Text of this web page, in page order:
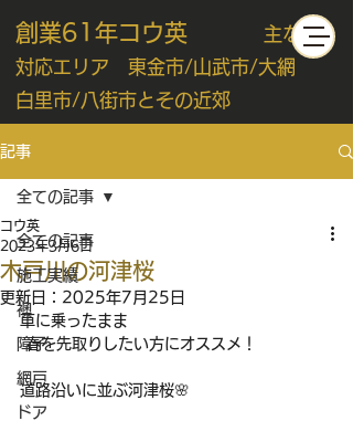
創業61年コウ英
主な
対応エリア 東金市/山武市/大網
白里市/八街市とその近郊
記事
全ての記事
施工実績
襖
障子
網戸
ドア
全ての記事
木戸川の河津桜
コウ英
2023年3月6日
更新日： 2025年7月25日
車に乗ったまま
春を先取りしたい方にオススメ！
道路沿いに並ぶ河津桜🌸